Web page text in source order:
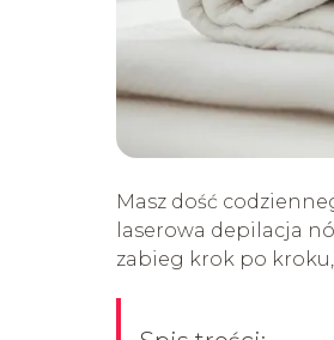
Masz dość
laserowa depilacja
zabieg krok po